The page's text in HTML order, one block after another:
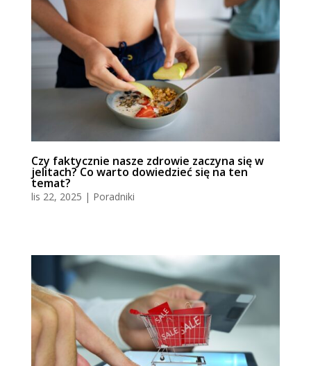
Czy faktycznie nasze zdrowie zaczyna się w
jelitach? Co warto dowiedzieć się na ten
temat?
lis 22, 2025 | Poradniki